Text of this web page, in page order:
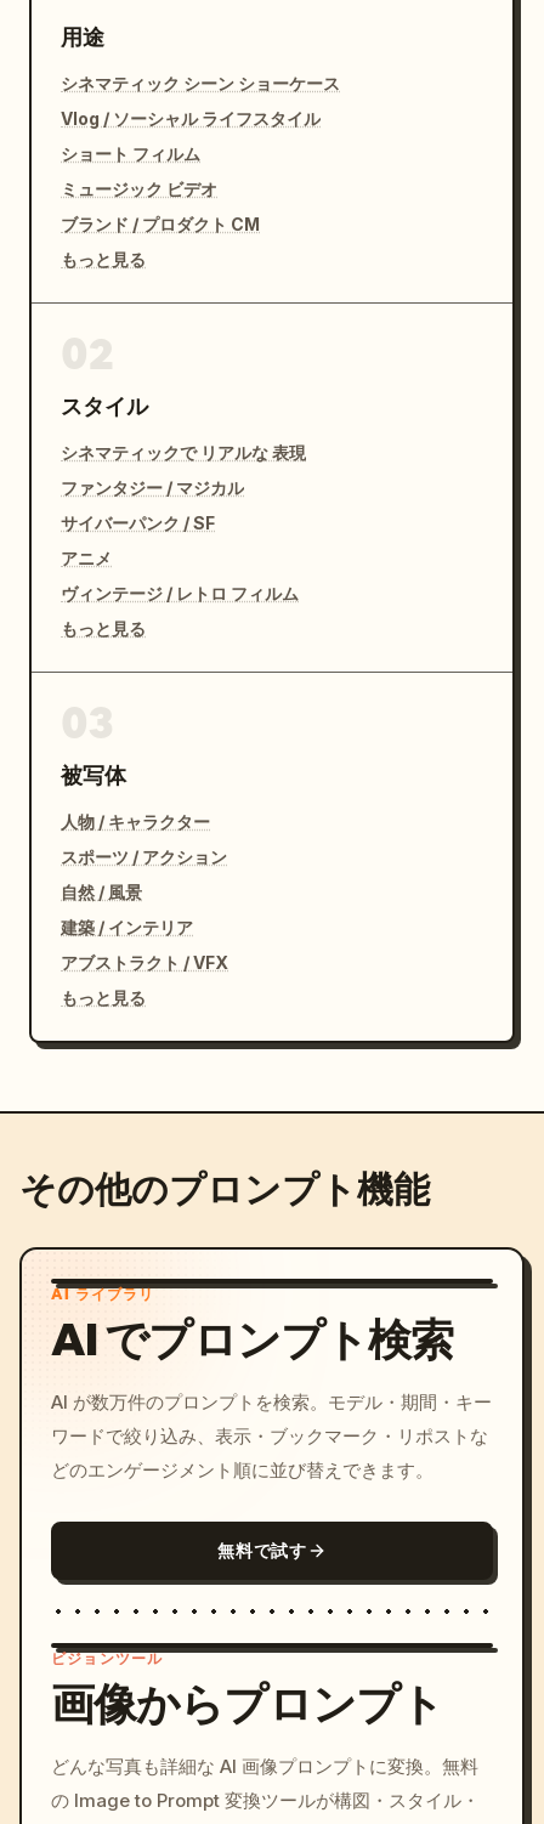
用途
シネマティック シーン ショーケース
Vlog / ソーシャル ライフスタイル
ショート フィルム
ミュージック ビデオ
ブランド / プロダクト CM
もっと見る
スタイル
シネマティックで リアルな 表現
ファンタジー / マジカル
サイバーパンク / SF
アニメ
ヴィンテージ / レトロ フィルム
もっと見る
被写体
人物 / キャラクター
スポーツ / アクション
自然 / 風景
建築 / インテリア
アブストラクト / VFX
もっと見る
その他のプロンプト機能
AI ライブラリ
AI でプロンプト検索
AI が数万件のプロンプトを検索。モデル・期間・キー
ワードで絞り込み、表示・ブックマーク・リポストな
どのエンゲージメント順に並び替えできます。
無料で試す
c, cyberpunk sunset, neon
colors, 8k --v 6.0
ビジョンツール
画像からプロンプト
どんな写真も詳細な AI 画像プロンプトに変換。無料
の Image to Prompt 変換ツールが構図・スタイル・